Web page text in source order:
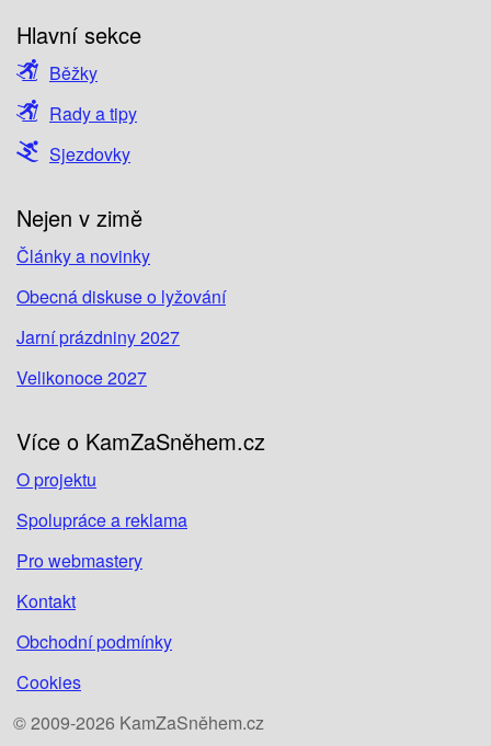
Hlavní sekce
Běžky
Rady a tipy
Sjezdovky
Nejen v zimě
Články a novinky
Obecná diskuse o lyžování
Jarní prázdniny 2027
Velikonoce 2027
Více o KamZaSněhem.cz
O projektu
Spolupráce a reklama
Pro webmastery
Kontakt
Obchodní podmínky
Cookies
© 2009-2026 KamZaSněhem.cz